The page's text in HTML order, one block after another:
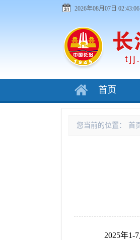
2026年08月07日
首页
您当前的位置： 首
2025年1-